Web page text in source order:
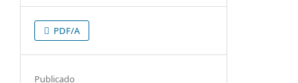
PDF/A
Publicado